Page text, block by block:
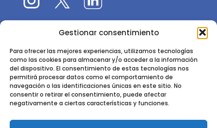
Gestionar consentimiento
Para ofrecer las mejores experiencias, utilizamos tecnologías
como las cookies para almacenar y/o acceder a la información
del dispositivo. El consentimiento de estas tecnologías nos
permitirá procesar datos como el comportamiento de
navegación o las identificaciones únicas en este sitio. No
consentir o retirar el consentimiento, puede afectar
negativamente a ciertas características y funciones.
El 9CFE es una actividad promovida por laSociedad
Instituto de Ciencias Forestales, INIA-CSIC
Ctra. de la Coruña km 7,5 - 28040 Madrid